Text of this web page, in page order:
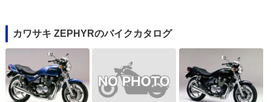
カワサキ ZEPHYRのバイクカタログ